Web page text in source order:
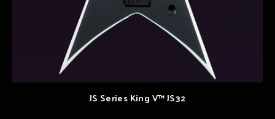
JS Series King V™ JS32